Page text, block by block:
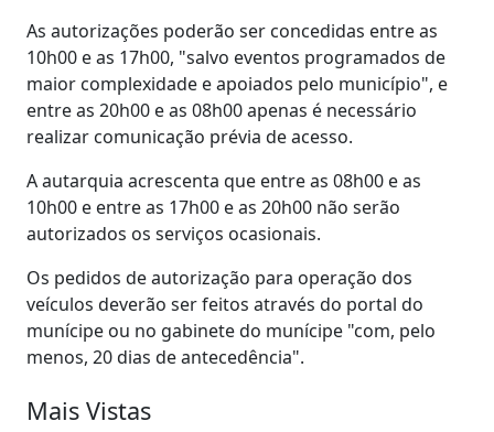
As autorizações poderão ser concedidas entre as
10h00 e as 17h00, "salvo eventos programados de
maior complexidade e apoiados pelo município", e
entre as 20h00 e as 08h00 apenas é necessário
realizar comunicação prévia de acesso.
A autarquia acrescenta que entre as 08h00 e as
10h00 e entre as 17h00 e as 20h00 não serão
autorizados os serviços ocasionais.
Os pedidos de autorização para operação dos
veículos deverão ser feitos através do portal do
munícipe ou no gabinete do munícipe "com, pelo
menos, 20 dias de antecedência".
Mais Vistas